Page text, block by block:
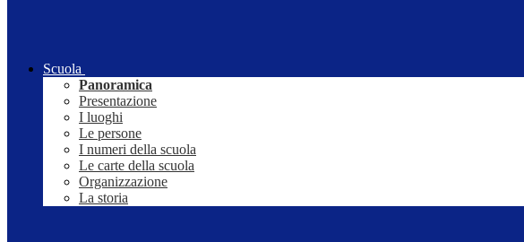
Scuola
Panoramica
Presentazione
I luoghi
Le persone
I numeri della scuola
Le carte della scuola
Organizzazione
La storia